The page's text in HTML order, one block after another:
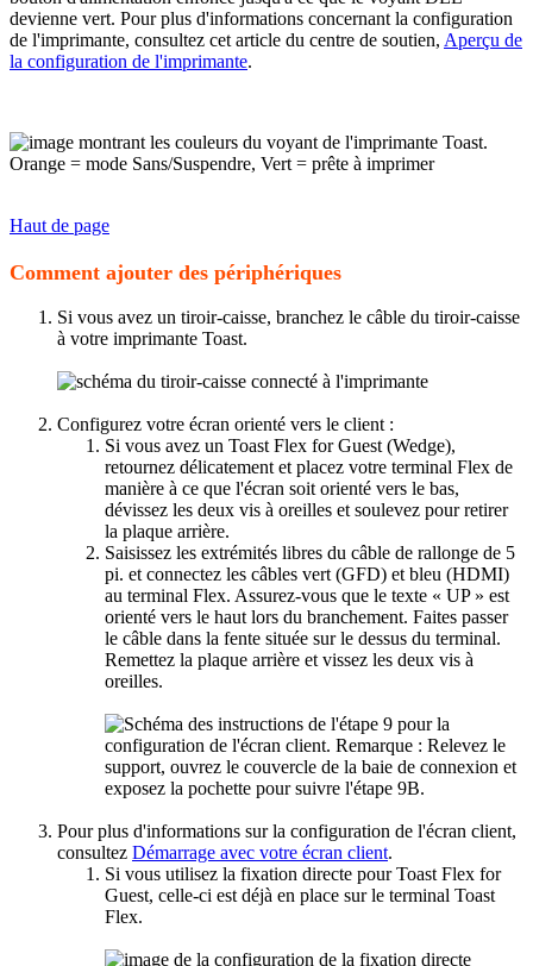
devienne vert. Pour plus d'informations concernant la configuration
de l'imprimante, consultez cet article du centre de soutien, Aperçu de
la configuration de l'imprimante.
Haut de page
Comment ajouter des périphériques
Si vous avez un tiroir-caisse, branchez le câble du tiroir-caisse
à votre imprimante Toast.
Configurez votre écran orienté vers le client :
Si vous avez un Toast Flex for Guest (Wedge),
retournez délicatement et placez votre terminal Flex de
manière à ce que l'écran soit orienté vers le bas,
dévissez les deux vis à oreilles et soulevez pour retirer
la plaque arrière.
Saisissez les extrémités libres du câble de rallonge de 5
pi. et connectez les câbles vert (GFD) et bleu (HDMI)
au terminal Flex. Assurez-vous que le texte « UP » est
orienté vers le haut lors du branchement. Faites passer
le câble dans la fente située sur le dessus du terminal.
Remettez la plaque arrière et vissez les deux vis à
oreilles.
Pour plus d'informations sur la configuration de l'écran client,
consultez Démarrage avec votre écran client.
Si vous utilisez la fixation directe pour Toast Flex for
Guest, celle-ci est déjà en place sur le terminal Toast
Flex.